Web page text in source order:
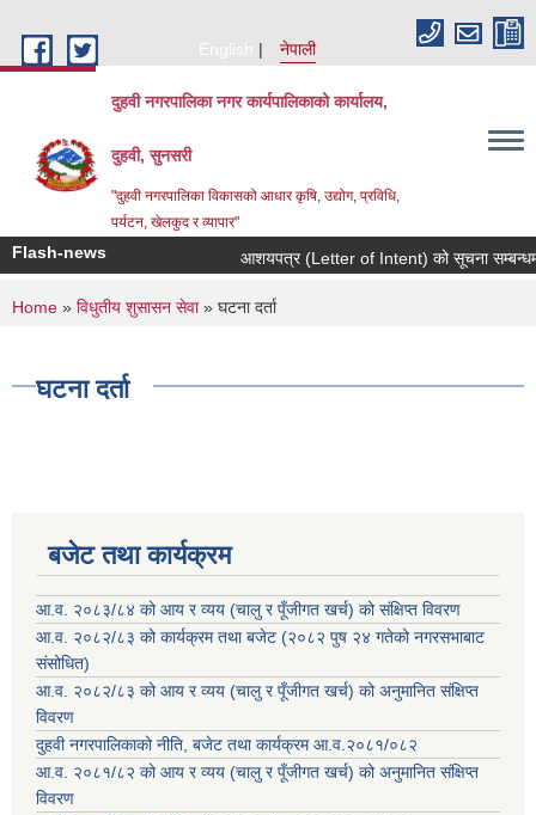
English
नेपाली
दुहवी नगरपालिका नगर कार्यपालिकाको कार्यालय,
दुहवी, सुनसरी
"दुहवी नगरपालिका विकासको आधार कृषि, उद्योग, प्रविधि,
पर्यटन, खेलकुद र व्यापार"
Flash-news आशयपत्र (Letter of Intent) को सूचना
You are here
Home » विधुतीय शुसासन सेवा» घटना दर्ता
घटना दर्ता
बजेट तथा कार्यक्रम
आ.व. २०८३/८४ को आय र व्यय (चालु र पूँजीगत खर्च) को संक्षिप्त विवरण
आ.व. २०८२/८३ को कार्यक्रम तथा बजेट (२०८२ पुष २४ गतेको नगरसभाबाट
संसोधित)
आ.व. २०८२/८३ को आय र व्यय (चालु र पूँजीगत खर्च) को अनुमानित संक्षिप्त
विवरण
दुहवी नगरपालिकाको नीति, बजेट तथा कार्यक्रम आ.व.२०८१/०८२
आ.व. २०८१/८२ को आय र व्यय (चालु र पूँजीगत खर्च) को अनुमानित संक्षिप्त
विवरण